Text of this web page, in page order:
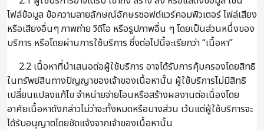
ไฟล์ข้อมูล ข้อความลายลักษณ์อักษรซอฟต์แวร์คอมพิวเตอร์ ไฟล์เสียง
หรือเสียงอื่นๆ ภาพถ่าย วิดีโอ หรือรูปภาพอื่น ๆ โดยเป็นส่วนหนึ่งของ
บริการ หรือโดยผ่านการใช้บริการ ซึ่งต่อไปนี้จะเรียกว่า “เนื้อหา”
2.2 เนื้อหาที่นำเสนอต่อผู้ใช้บริการ อาจได้รับการคุ้มครองโดยสิทธิ
ในทรัพย์สินทางปัญญาของเจ้าของเนื้อหานั้น ผู้ใช้บริการไม่มีสิทธิ
เปลี่ยนแปลงแก้ไข จำหน่ายจ่ายโอนหรือสร้างผลงานต่อเนื่องโดย
อาศัยเนื้อหาดังกล่าวไม่ว่าจะทั้งหมดหรือบางส่วน เว้นแต่ผู้ใช้บริการจะ
ได้รับอนุญาตโดยชัดแจ้งจากเจ้าของเนื้อหานั้น